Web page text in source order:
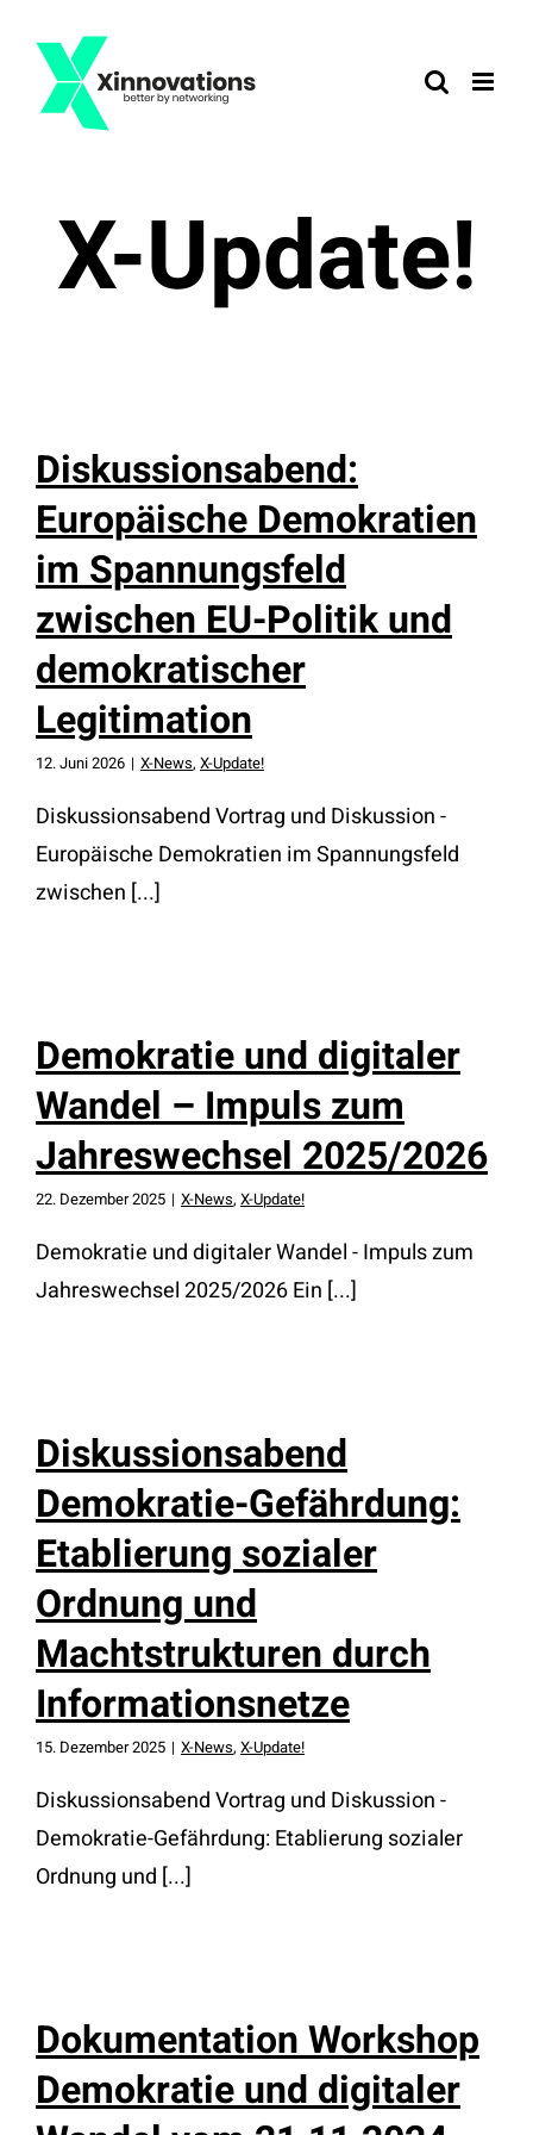
Inhalt
springen
X-Update!
Diskussionsabend:
Europäische Demokratien
im Spannungsfeld
zwischen EU-Politik und
demokratischer
Legitimation
12. Juni 2026 | X-News, X-Update!
Diskussionsabend Vortrag und Diskussion -
Europäische Demokratien im Spannungsfeld
zwischen [...]
Demokratie und digitaler
Wandel – Impuls zum
Jahreswechsel 2025/2026
22. Dezember 2025 | X-News, X-Update!
Demokratie und digitaler Wandel - Impuls zum
Jahreswechsel 2025/2026 Ein [...]
Diskussionsabend
Demokratie-Gefährdung:
Etablierung sozialer
Ordnung und
Machtstrukturen durch
Informationsnetze
15. Dezember 2025 | X-News, X-Update!
Diskussionsabend Vortrag und Diskussion -
Demokratie-Gefährdung: Etablierung sozialer
Ordnung und [...]
Dokumentation Workshop
Demokratie und digitaler